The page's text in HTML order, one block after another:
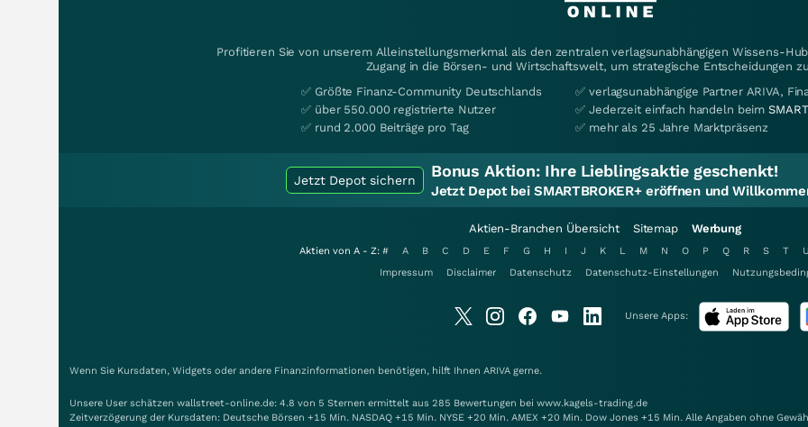
Profitieren Sie von unserem Alleinstellungsmerkmal als den zentralen verlagsunabhängigen Wissens-
Zugang in die Börsen- und Wirtschaftswelt, um strategische Entscheidungen
✅ Größte Finanz-Community Deutschlands
✅ über 550.000 registrierte Nutzer
✅ rund 2.000 Beiträge pro Tag
✅ verlagsunabhängige Partner ARIVA,
✅ Jederzeit einfach handeln beim
✅ mehr als 25 Jahre Marktpräsenz
Jetzt Depot sichern Bonus Aktion: Ihre Lieblingsaktie geschenkt!
Jetzt Depot bei SMARTBROKER+ eröffnen und
Aktien-Branchen Übersicht Sitemap Werbung
Aktien von A - Z: # A B C D E F G H I J K L M N O P Q R S T U
Impressum
Disclaimer Datenschutz Datenschutz-Einstellungen
Unsere Apps:
Wenn Sie Kursdaten, Widgets oder andere Finanzinformationen benötigen, hilft Ihnen ARIVA gerne.
Unsere User schätzen wallstreet-online.de: 4.8 von 5 Sternen ermittelt aus 285 Bewertungen bei www.kagels-trading.de
Zeitverzögerung der Kursdaten: Deutsche Börsen +15 Min. NASDAQ +15 Min. NYSE +20 Min. AMEX +20 Min. Dow Jones +15 Min. Alle Angaben ohne